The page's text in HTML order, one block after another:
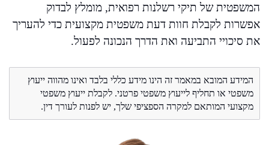
המשפטית של תיקי רשלנות רפואית, מומלץ לבדוק
אפשרות לקבלת חוות דעת משפטית מקצועית כדי להעריך
את סיכויי התביעה ואת הדרך הנכונה לפעול.
המידע המובא במאמר זה הינו מידע כללי בלבד ואינו מהווה ייעוץ
משפטי או תחליף לייעוץ משפטי פרטני. לקבלת ייעוץ משפטי
מקצועי המותאם למקרה הספציפי שלך, יש לפנות לעורך דין.